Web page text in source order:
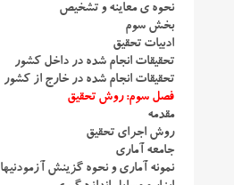
نحوه ی معاینه و تشخیص
بخش سوم
ادبیات تحقیق
تحقیقات انجام شده در داخل کشور
تحقیقات انجام شده در خارج از کشور
فصل سوم: روش تحقیق
مقدمه
روش اجرای تحقیق
جامعه آماری
نمونه آماری و نحوه گزینش آزمودنیها